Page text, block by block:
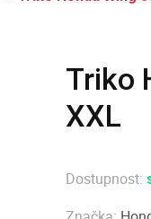
Triko
XXL
Dostupnost: